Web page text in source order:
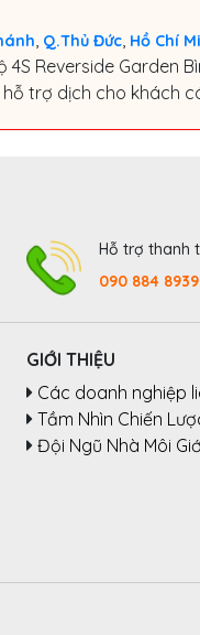
Q.Thủ Đức Hồ Chí
Reverside Garden
trợ dịch cho khách
Hỗ trợ thanh
090 884 8939
GIỚI THIỆU
Các doanh nghiệp
Tầm Nhìn Chiến
Đội Ngũ Nhà Môi